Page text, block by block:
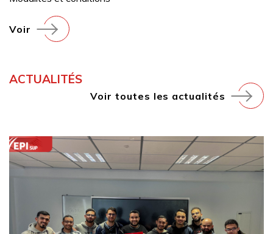
Voir
ACTUALITÉS
Voir toutes les actualités